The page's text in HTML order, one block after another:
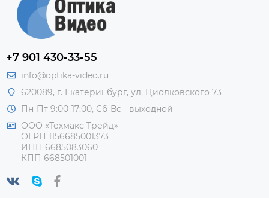
+7 901 430-33-55
info@optika-video.ru
620089, г. Екатеринбург, ул. Циолковского 73
Пн-Пт 9:00-17:00, Сб-Вс - выходной
ООО «Техмакс Трейд»
ОГРН 1156685001373
ИНН 6685083060
КПП 668501001